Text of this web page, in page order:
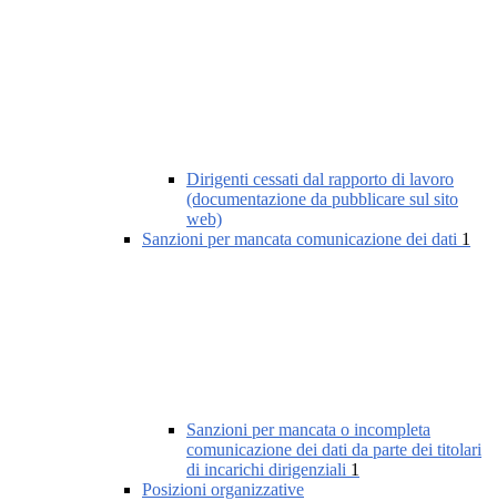
Dirigenti cessati dal rapporto di lavoro
(documentazione da pubblicare sul sito
web)
Sanzioni per mancata comunicazione dei dati 1
Sanzioni per mancata o incompleta
comunicazione dei dati da parte dei titolari
di incarichi dirigenziali 1
Posizioni organizzative